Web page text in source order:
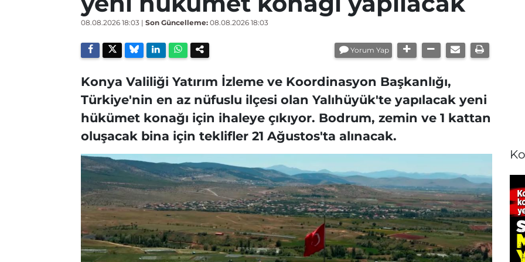
08.08.2026 18:03 | Son Güncelleme: 08.08.2026 18:03
Yorum Yap
Konya Valiliği Yatırım İzleme ve Koordinasyon Başkanlığı,
Türkiye'nin en az nüfuslu ilçesi olan Yalıhüyük'te yapılacak yeni
hükümet konağı için ihaleye çıkıyor. Bodrum, zemin ve 1 kattan
oluşacak bina için teklifler 21 Ağustos'ta alınacak.